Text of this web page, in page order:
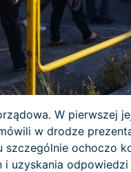
W pierwszej
w drodze
szczególnie ochoczo
uzyskania